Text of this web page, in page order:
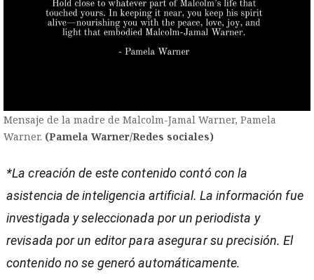
Mensaje de la madre de Malcolm-Jamal Warner, Pamela
Warner. (Pamela Warner/Redes sociales)
*La creación de este contenido contó con la
asistencia de inteligencia artificial. La información fue
investigada y seleccionada por un periodista y
revisada por un editor para asegurar su precisión. El
contenido no se generó automáticamente.